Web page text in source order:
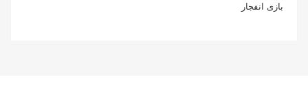
بازی انفجار